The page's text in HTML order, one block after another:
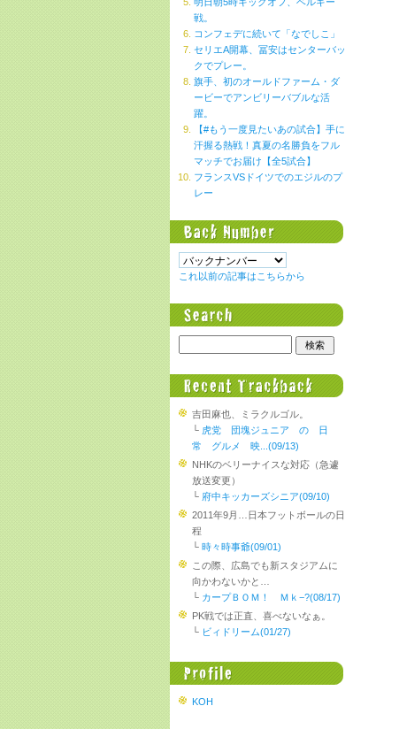
戦。
コンフェデに続いて「なでしこ」
セリエA開幕、冨安はセンターバッ
クでプレー。
旗手、初のオールドファーム・ダ
ービーでアンビリーバブルな活
躍。
【#もう一度見たいあの試合】手に
汗握る熱戦！真夏の名勝負をフル
マッチでお届け【全5試合】
フランスVSドイツでのエジルのプ
レー
これ以前の記事はこちらから
吉田麻也、ミラクルゴル。
└ 虎党 団塊ジュニア の 日
常 グルメ 映...(09/13)
NHKのベリーナイスな対応（急遽
放送変更）
└ 府中キッカーズシニア(09/10)
2011年9月…日本フットボールの日
程
└ 時々時事爺(09/01)
この際、広島でも新スタジアムに
向かわないかと…
└ カープＢＯＭ！ Ｍｋ−?(08/17)
PK戦では正直、喜べないなぁ。
└ ビィドリーム(01/27)
KOH